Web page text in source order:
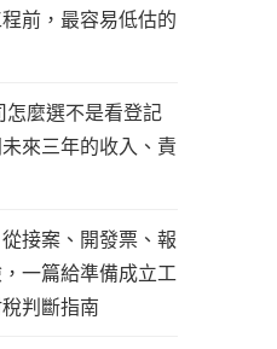
前，最容易低估的
麼選不是看登記
來三年的收入、責
接案、開發票、報
一篇給準備成立工
判斷指南